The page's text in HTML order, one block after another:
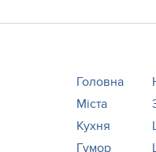
Головна
Міста
Кухня
Гумор